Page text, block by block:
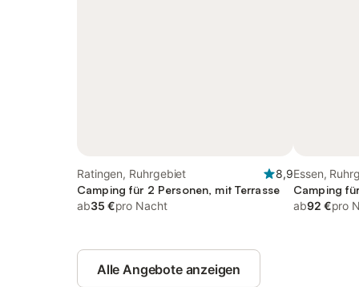
Ratingen, Ruhrgebiet
8,9
Camping für 2 Personen, mit Terrasse
ab35 €pro Nacht
Essen,
Camping
ab92 €pro
Alle Angebote anzeigen